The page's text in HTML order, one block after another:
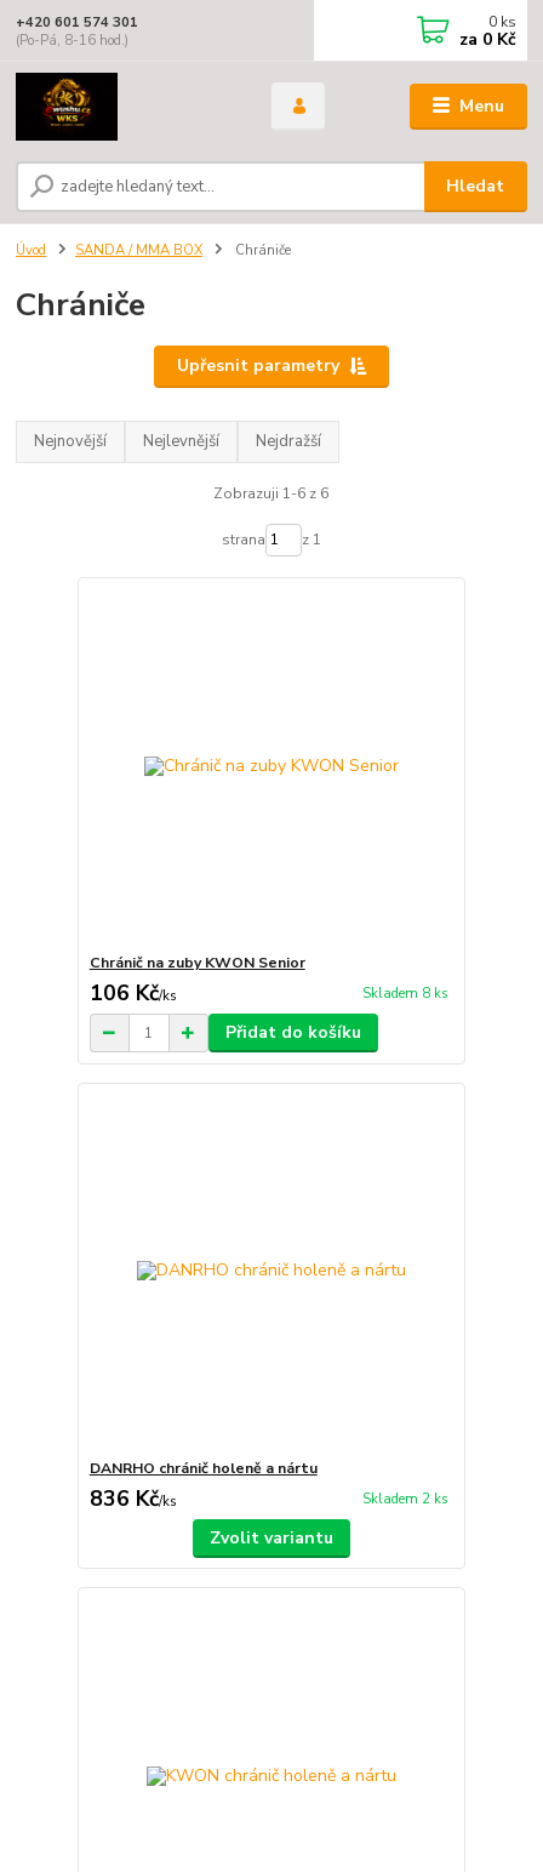
Menu
Hledat
+420 601 574 301
(Po-Pá, 8-16 hod.)
0 ks
za 0 Kč
Úvod SANDA / MMA BOX Chrániče
Chrániče
Upřesnit parametry
Nejnovější Nejlevnější Nejdražší
Zobrazuji 1-6 z 6
strana z 1
Chránič na zuby KWON Senior
106 Kč/ks Skladem 8 ks
Přidat do košíku
DANRHO chránič holeně a nártu
836 Kč/ks Skladem 2 ks
Zvolit variantu